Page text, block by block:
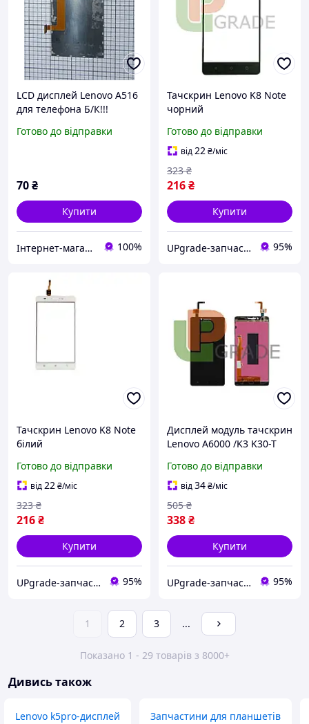
LCD дисплей Lenovo A516
для телефона Б/К!!!
Готово до відправки
70₴
Купити
Інтернет-магазин "Он лайн" 100%
Тачскрин Lenovo K8 Note
чорний
Готово до відправки
від22₴/міс
216₴
323 ₴
Купити
UPgrade-запчастини для мобільних телефонів та планшетів 95%
Тачскрин Lenovo K8 Note
білий
Готово до відправки
від22₴/міс
216₴
323 ₴
Купити
UPgrade-запчастини для мобільних телефонів та планшетів 95%
Дисплей модуль тачскрин
Lenovo A6000 /K3 K30-T
Готово до відправки
від34₴/міс
338₴
505 ₴
Купити
UPgrade-запчастини для мобільних телефонів та планшетів 95%
1 2 3 ...
Показано 1 - 29 товарів з 8000+
Дивись також
Lenovo k5pro-дисплей Запчастини для планшетів